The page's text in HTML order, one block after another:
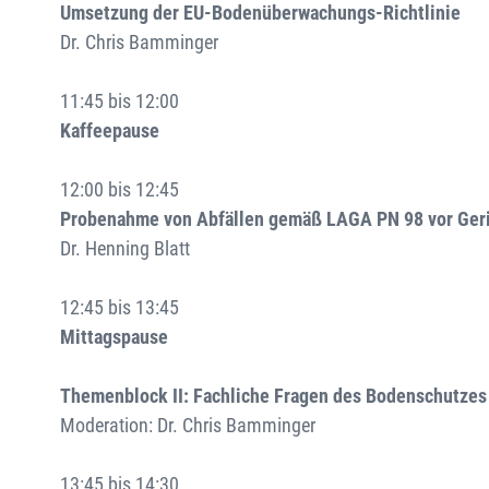
Umsetzung der EU-Bodenüberwachungs-Richtlinie
Dr. Chris Bamminger
11:45 bis 12:00
Kaffeepause
12:00 bis 12:45
Probenahme von Abfällen gemäß LAGA PN 98 vor
Dr. Henning Blatt
12:45 bis 13:45
Mittagspause
Themenblock II: Fachliche Fragen des Bodenschutzes
Moderation: Dr. Chris Bamminger
13:45 bis 14:30